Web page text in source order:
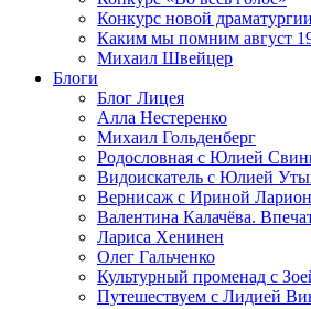
Конкурс новой
Каким мы помним август
Михаил Швейцер
Блоги
Блог Лицея
Алла Нестеренко
Михаил Гольденберг
Родословная с Юлией
Видоискатель с Юлией
Вернисаж с Ириной
Валентина Калачёва.
Лариса Хенинен
Олег Гальченко
Культурный променад с
Путешествуем с Лидией